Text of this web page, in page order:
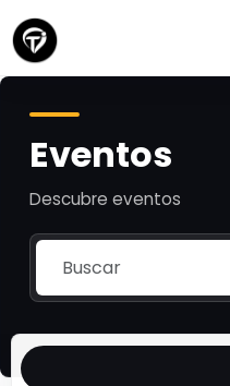
Eventos
Descubre eventos